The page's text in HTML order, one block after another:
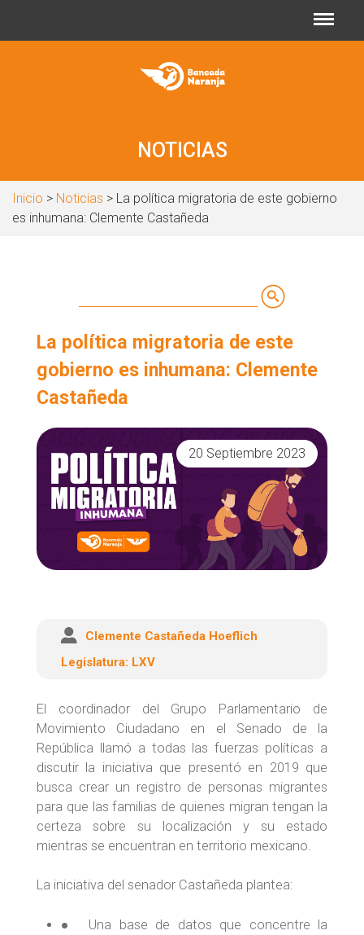
NOTICIAS
Inicio > Noticias > La política migratoria de este gobierno
es inhumana: Clemente Castañeda
de
búsqueda
La política migratoria de este
gobierno es inhumana: Clemente
Castañeda
20 Septiembre 2023
Clemente Castañeda Hoeflich
Legislatura: LXV
El coordinador del Grupo Parlamentario de
Movimiento Ciudadano en el Senado de la
República llamó a todas las fuerzas políticas a
discutir la iniciativa que presentó en 2019 que
busca crear un registro de personas migrantes
para que las familias de quienes migran tengan la
certeza sobre su localización y su estado
mientras se encuentran en territorio mexicano.
La iniciativa del senador Castañeda plantea:
● Una base de datos que concentre la